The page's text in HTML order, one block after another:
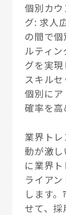
個別カ
グ: 求人
の間で
ルティ
グを実
スキル
個別に
確率を高
業界ト
動が激
に業界
ライア
します
せて、採